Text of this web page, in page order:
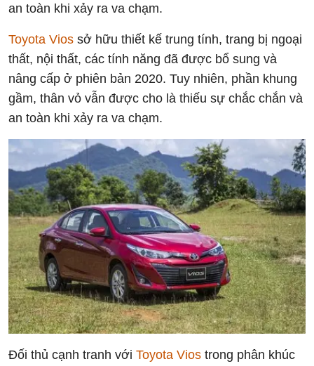
an toàn khi xảy ra va chạm.
Toyota Vios sở hữu thiết kế trung tính, trang bị ngoại
thất, nội thất, các tính năng đã được bổ sung và
nâng cấp ở phiên bản 2020. Tuy nhiên, phần khung
gầm, thân vỏ vẫn được cho là thiếu sự chắc chắn và
an toàn khi xảy ra va chạm.
Đối thủ cạnh tranh với Toyota Vios trong phân khúc